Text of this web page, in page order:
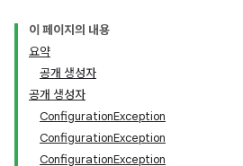
이 페이지의 내용
요약
공개 생성자
공개 생성자
ConfigurationException
ConfigurationException
ConfigurationException